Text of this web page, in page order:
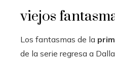
viejos
Los fantasmas de la
de la serie regresa a